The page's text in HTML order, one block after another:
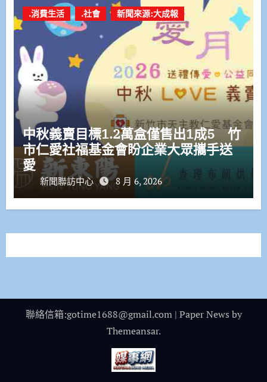
.消費生活 .社會 新聞來源:大成報
中秋義賣目標1.2萬盒僅售出1成5 竹
市仁愛社福基金會盼企業大眾攜手送
愛
新聞聯訪中心 8 月 6, 2026
聯絡信箱:gotime1688@gmail.com | Paper News by
Themeansar.